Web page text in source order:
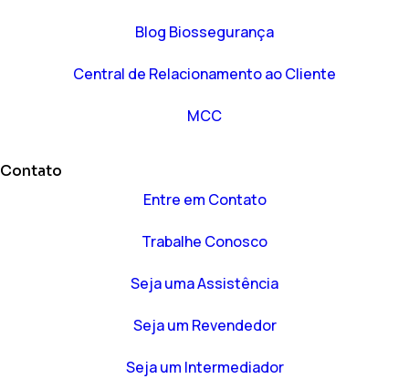
Blog Biossegurança
Central de Relacionamento ao Cliente
MCC
Contato
Entre em Contato
Trabalhe Conosco
Seja uma Assistência
Seja um Revendedor
Seja um Intermediador